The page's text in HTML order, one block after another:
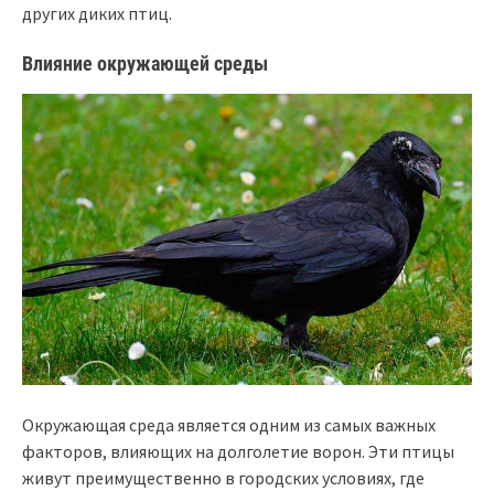
других диких птиц.
Влияние окружающей среды
Окружающая среда является одним из самых важных
факторов, влияющих на долголетие ворон. Эти птицы
живут преимущественно в городских условиях, где